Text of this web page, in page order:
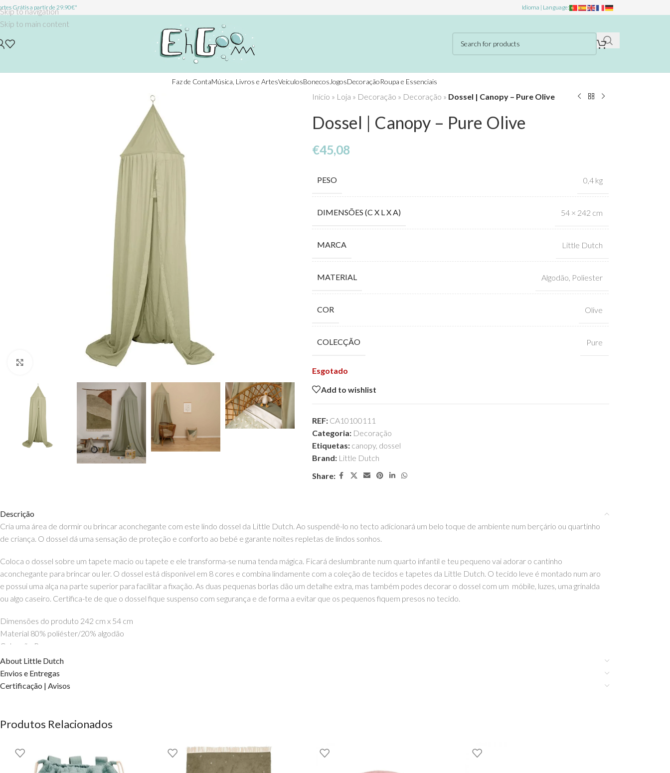
Skip to navigation
Skip to main content
Grátis a partir de 29.90€* Idioma | Language:
Faz de ContaMúsica, Livros e ArtesVeículosBonecos JogosDecoraçãoRoupa e Essenciais
Início » Loja » Decoração » Decoração » Dossel | Canopy – Pure Olive
Dossel | Canopy – Pure Olive
€45,08
PESO 0,4 kg
DIMENSÕES (C X L X A) 54 × 242 cm
MARCA Little Dutch
MATERIAL Algodão Poliester
COR Olive
COLECÇÃO Pure
Esgotado
Add to wishlist
REF: CA10100111
Categoria: Decoração
Etiquetas: canopy, dossel
Brand: Little Dutch
Share:
Descrição
Cria uma área de dormir ou brincar aconchegante com este lindo dossel da Little Dutch. Ao suspendê-lo no tecto adicionará um belo toque de ambiente num berçário ou quartinho
de criança. O dossel dá uma sensação de proteção e conforto ao bebé e garante noites repletas de lindos sonhos.
Coloca o dossel sobre um tapete macio ou tapete e ele transforma-se numa tenda mágica. Ficará deslumbrante num quarto infantil e teu pequeno vai adorar o cantinho
aconchegante para brincar ou ler. O dossel está disponível em 8 cores e combina lindamente com a coleção de tecidos e tapetes da Little Dutch. O tecido leve é ​​montado num aro
e possui uma alça na parte superior para facilitar a fixação. As duas pequenas borlas dão um detalhe extra, mas também podes decorar o dossel com um móbile, luzes, uma grinalda
ou algo caseiro. Certifica-te de que o dossel fique suspenso com segurança e de forma a evitar que os pequenos fiquem presos no tecido.
Dimensões do produto 242 cm x 54 cm
Material 80% poliéster/20% algodão
Colecção Pure
Conteúdo da embalagem 1 Dossel
Lavável na máquina Não
Instruções de lavagem Lavar apenas à mão; ferro de dentro para fora a baixa temperatura; Não lavar a seco; Não utilizar lixivia; Não lavar a seco
About Little Dutch
Envios e Entregas
Certificação | Avisos
Produtos Relacionados